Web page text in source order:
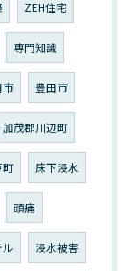
ZEH住宅
専門知識
市 豊田市
加茂郡川辺町
町 床下浸水
頭痛
浸水被害